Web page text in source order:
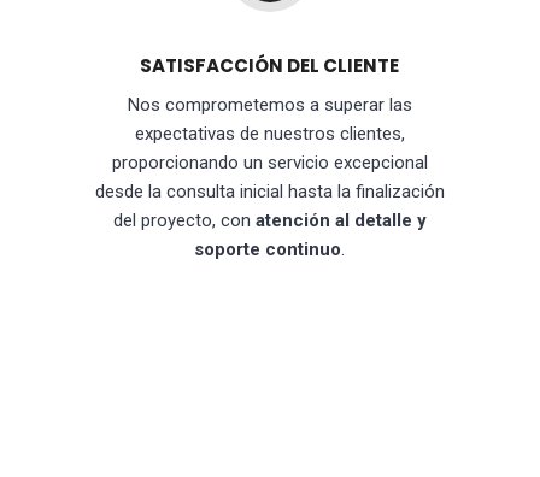
SATISFACCIÓN DEL CLIENTE
Nos comprometemos a superar las
expectativas de nuestros clientes,
proporcionando un servicio excepcional
desde la consulta inicial hasta la finalización
del proyecto, con atención al detalle y
soporte continuo.